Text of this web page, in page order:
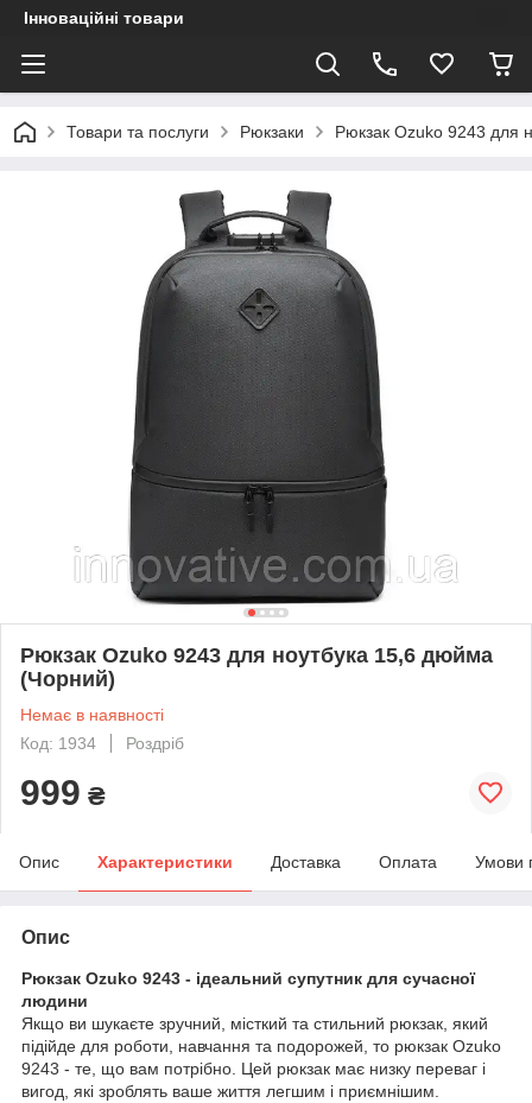
Інноваційні товари
Товари та послуги Рюкзаки Рюкзак Ozuko 9243 для
Рюкзак Ozuko 9243 для ноутбука 15,6 дюйма
(Чорний)
Немає в наявності
Код: 1934
Роздріб
999 ₴
Опис Характеристики Доставка Оплата Умови
Опис
Рюкзак Ozuko 9243 - ідеальний супутник для сучасної
людини
Якщо ви шукаєте зручний, місткий та стильний рюкзак, який
підійде для роботи, навчання та подорожей, то рюкзак Ozuko
9243 - те, що вам потрібно. Цей рюкзак має низку переваг і
вигод, які зроблять ваше життя легшим і приємнішим.